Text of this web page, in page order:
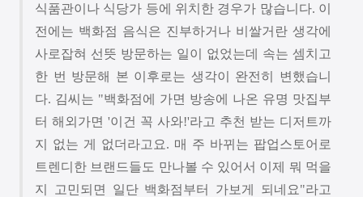
식품관이나 식당가 등에 위치한 경우가 많습니다. 이
전에는 백화점 음식은 진부하거나 비쌀거란 생각에
사로잡혀 선뜻 방문하는 일이 없었는데 속는 셈치고
한 번 방문해 본 이후로는 생각이 완전히 변했습니
다. 김씨는 "백화점에 가면 방송에 나온 유명 맛집부
터 해외가면 '이건 꼭 사와!'라고 추천 받는 디저트까
지 없는 게 없더라고요. 매 주 바뀌는 팝업스토어로
트렌디한 브랜드들도 만나볼 수 있어서 이제 뭐 먹을
지 고민되면 일단 백화점부터 가보게 되네요"라고